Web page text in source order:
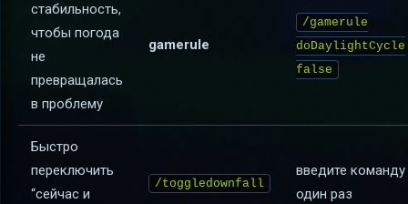
стабильность,
чтобы погода
не
превращалась
в проблему
gamerule
/gamerule
doDaylightCycle
false
Быстро
переключить
“сейчас и
/toggledownfall
введите команду
один раз